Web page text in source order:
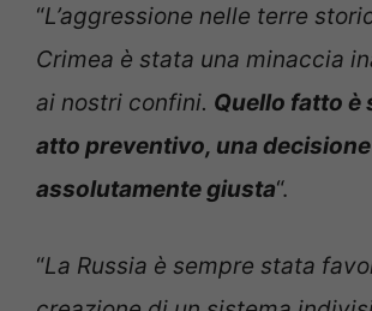
“L’aggressione nelle terre
Crimea è stata una minaccia
ai nostri confini. Quello fatto è
atto preventivo, una
assolutamente giusta“.
“La Russia è sempre stata